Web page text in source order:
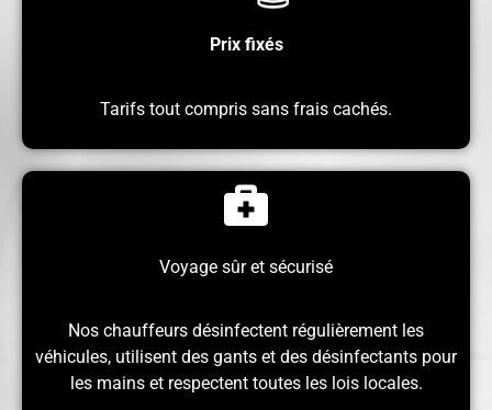
Prix ​​fixés
Tarifs tout compris sans frais cachés.
Voyage sûr et sécurisé
Nos chauffeurs désinfectent régulièrement les
véhicules, utilisent des gants et des désinfectants pour
les mains et respectent toutes les lois locales.